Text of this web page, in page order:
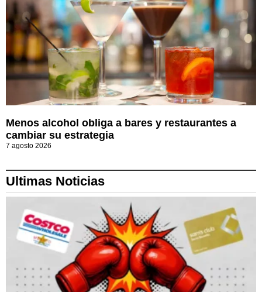
Menos alcohol obliga a bares y restaurantes a
cambiar su estrategia
7 agosto 2026
Ultimas Noticias